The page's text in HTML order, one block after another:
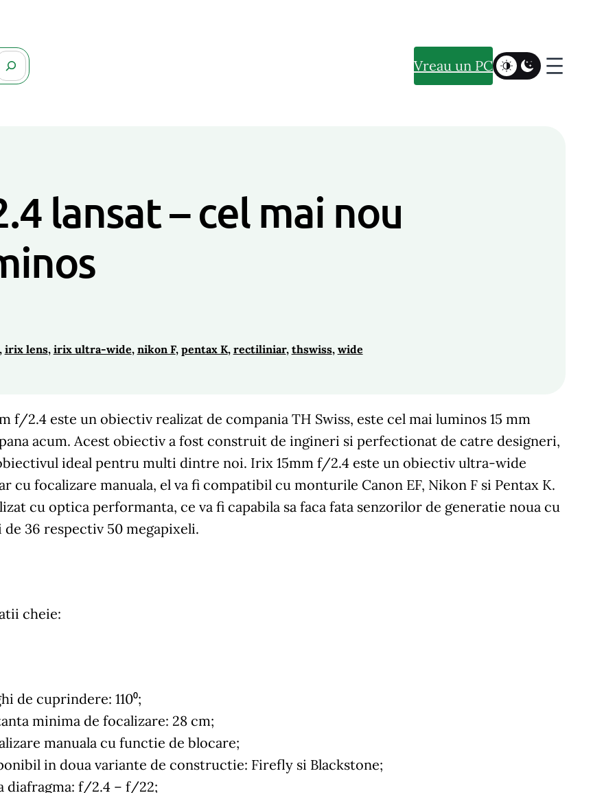
Vreau un PC
lansat – cel mai nou
irix lens, irix ultra-wide, nikon F, pentax K, rectiliniar, thswiss, wide
f/2.4 este un obiectiv realizat de compania TH Swiss, este cel mai luminos 15 mm
acum. Acest obiectiv a fost construit de ingineri si perfectionat de catre designeri,
ideal pentru multi dintre noi. Irix 15mm f/2.4 este un obiectiv ultra-wide
cu focalizare manuala, el va fi compatibil cu monturile Canon EF, Nikon F si Pentax K.
cu optica performanta, ce va fi capabila sa faca fata senzorilor de generatie noua cu
36 respectiv 50 megapixeli.
cheie:
de cuprindere: 110⁰;
minima de focalizare: 28 cm;
manuala cu functie de blocare;
in doua variante de constructie: Firefly si Blackstone;
diafragma: f/2.4 – f/22;